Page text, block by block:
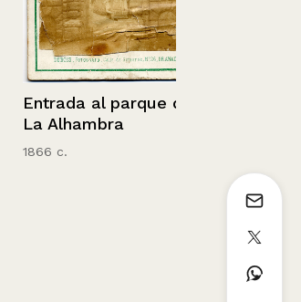
Entrada al parque de
La Alhambra
1866 c.